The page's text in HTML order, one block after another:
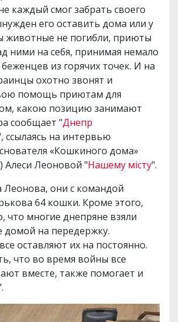
каждый смог забрать своего
его оставить дома или у
животные не погибли, приюты
ними на себя, принимая немало
из горячих точек. И на
охотно звонят и
помощь приютам для
какою позицию занимают
сообщает "Днепр
ссылаясь на интервью
«Кошкиного дома»
Алеси Леоновой "Нашему місту".
Леонова, они с командой
64 кошки. Кроме этого,
что многие днепряне взяли
домой на передержку.
оставляют их на постоянно.
что во время войны все
вместе, также помогает и